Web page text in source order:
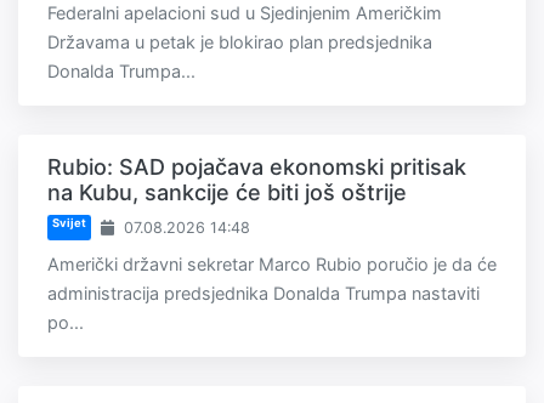
Federalni apelacioni sud u Sjedinjenim Američkim
Državama u petak je blokirao plan predsjednika
Donalda Trumpa...
Rubio: SAD pojačava ekonomski pritisak
na Kubu, sankcije će biti još oštrije
Svijet 07.08.2026 14:48
Američki državni sekretar Marco Rubio poručio je da će
administracija predsjednika Donalda Trumpa nastaviti
po...